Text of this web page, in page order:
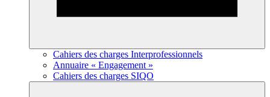
Cahiers des charges Interprofessionnels
Annuaire « Engagement »
Cahiers des charges SIQO